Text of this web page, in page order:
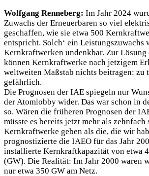
Wolfgang Renneberg: Im Jahr 2024
Zuwachs der Erneuerbaren so viel
geschaffen, wie sie etwa 500
entspricht. Solch‘ ein Leistungszuwachs
Kernkraftwerken undenkbar. Zur Lösung
können Kernkraftwerke nach jetzigem
weltweiten Maßstab nichts beitragen: zu
gefährlich.
Die Prognosen der IAE spiegeln nur
der Atomlobby wider. Das war schon in
so. Wären die früheren Prognosen der
müsste es bereits jetzt mehr als zehnfach
Kernkraftwerke geben als die, die wir
prognostizierte die IAEO für das Jahr
installierte Kernkraftkapazität von etwa
(GW). Die Realität: Im Jahr 2000 waren
nur etwa 350 GW am Netz.